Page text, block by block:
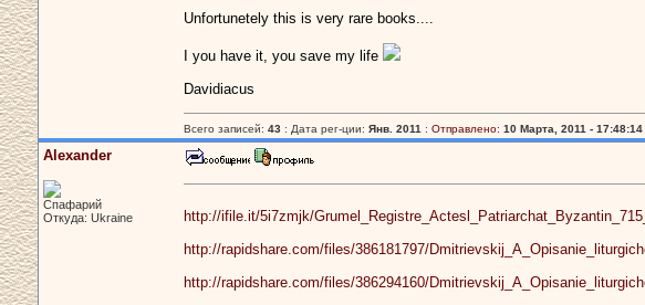
Unfortunetely this is very rare books....
I you have it, you save my life
Davidiacus
Всего записей: 43 : Дата рег-ции: Янв. 2011 : Отправлено: 10 Марта, 2011 - 17:48:14
Alexander
Спафарий
Откуда: Ukraine
http://ifile.it/5i7zmjk/
http://rapidshare.com/files/386181797/
http://rapidshare.com/files/386294160/